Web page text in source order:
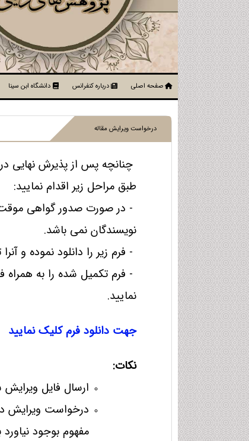
صفحه اصلی درباره کنفرانس دانشگاه ابن سینا
درخواست ویرایش مقاله
چنانچه پس از پذیرش نهایی
طبق مراحل زیر اقدام نمایید:
- در صورت صدور گواهی موقت
نویسندگان نمی باشد.
- فرم زیر را دانلود نموده و
- فرم تکمیل شده را به همراه
نمایید.
جهت دانلود فرم کلیک نمایید
نکات:
ارسال فایل
درخواست ویرایش
مفهوم بوجود